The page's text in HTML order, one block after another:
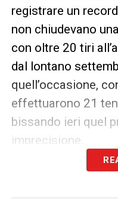
registrare un
non chiudevano
con oltre 20 tiri
dal lontano
quell’occasione,
effettuarono 21
bissando ieri quel
imprecisione.